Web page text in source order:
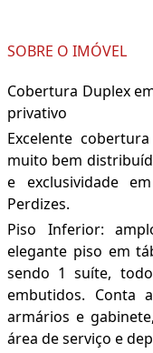
SOBRE O IMÓVEL
Cobertura Duplex
privativo
Excelente
muito bem
e exclusividade
Perdizes.
Piso Inferior:
elegante piso em
sendo 1 suíte,
embutidos. Conta
armários e
área de serviço e